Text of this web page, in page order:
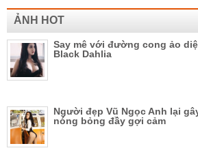
ẢNH HOT
Say mê với đường cong ảo
Black Dahlia
Người đẹp Vũ Ngọc Anh lại
nóng bỏng đầy gợi cảm